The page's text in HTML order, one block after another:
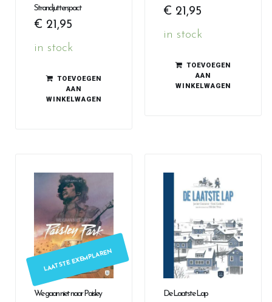
Strandjutterspact
€ 21,95
in stock
TOEVOEGEN
AAN
WINKELWAGEN
€ 21,95
in stock
TOEVOEGEN
AAN
WINKELWAGEN
LAATSTE EXEMPLAREN
We gaan niet naar Paisley
De Laatste Lap